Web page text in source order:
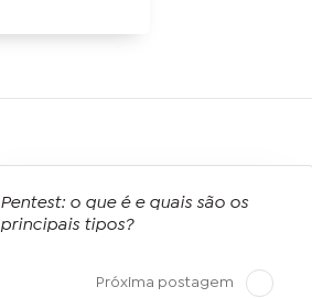
Pentest: o que é e quais são os
principais tipos?
Próxima postagem